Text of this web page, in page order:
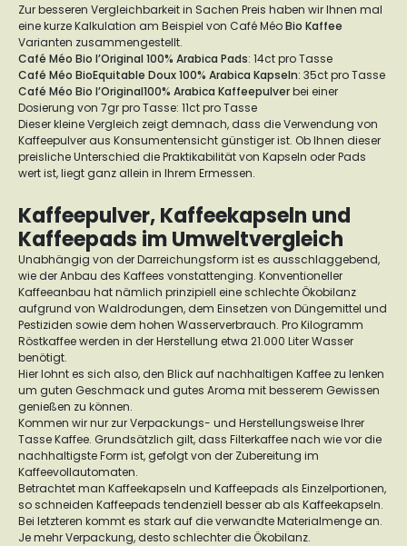
Zur besseren Vergleichbarkeit in Sachen Preis haben wir Ihnen mal
eine kurze Kalkulation am Beispiel von Café MéoBio Kaffee
Varianten zusammengestellt.
Café Méo Bio l’Original 100% Arabica Pads: 14ct pro Tasse
Café Méo BioEquitable Doux 100% Arabica Kapseln: 35ct pro Tasse
Café Méo Bio l’Original100% Arabica Kaffeepulverbei einer
Dosierung von 7gr pro Tasse: 11ct pro Tasse
Dieser kleine Vergleich zeigt demnach, dass die Verwendung von
Kaffeepulver aus Konsumentensicht günstiger ist. Ob Ihnen dieser
preisliche Unterschied die Praktikabilität von Kapseln oder Pads
wert ist, liegt ganz allein in Ihrem Ermessen.
Kaffeepulver, Kaffeekapseln und
Kaffeepads im Umweltvergleich
Unabhängig von der Darreichungsform ist es ausschlaggebend,
wie der Anbau des Kaffees vonstattenging. Konventioneller
Kaffeeanbau hat nämlich prinzipiell eine schlechte Ökobilanz
aufgrund von Waldrodungen, dem Einsetzen von Düngemittel und
Pestiziden sowie dem hohen Wasserverbrauch. Pro Kilogramm
Röstkaffee werden in der Herstellung etwa 21.000 Liter Wasser
benötigt.
Hier lohnt es sich also, den Blick auf nachhaltigen Kaffee zu lenken
um guten Geschmack und gutes Aroma mit besserem Gewissen
genießen zu können.
Kommen wir nur zur Verpackungs- und Herstellungsweise Ihrer
Tasse Kaffee. Grundsätzlich gilt, dass Filterkaffee nach wie vor die
nachhaltigste Form ist, gefolgt von der Zubereitung im
Kaffeevollautomaten.
Betrachtet man Kaffeekapseln und Kaffeepads als Einzelportionen,
so schneiden Kaffeepads tendenziell besser ab als Kaffeekapseln.
Bei letzteren kommt es stark auf die verwandte Materialmenge an.
Je mehr Verpackung, desto schlechter die Ökobilanz.